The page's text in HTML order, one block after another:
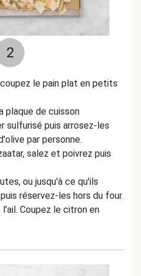
2
le pain plat en petits
plaque de cuisson
sulfurisé puis arrosez-les
par personne.
salez et poivrez puis
ou jusqu'à ce qu'ils
réservez-les hors du four.
Coupez le citron en